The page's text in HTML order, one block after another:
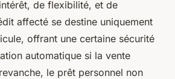
de flexibilité, et de
affecté se destine uniquement
offrant une certaine sécurité
automatique si la vente
le prêt personnel non